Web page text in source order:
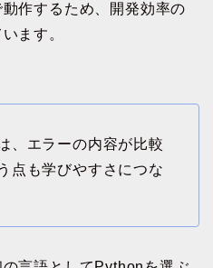
作するため、開発効率の
ます。
、エラーの内容が比較
点も学びやすさにつな